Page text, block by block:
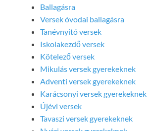
Ballagásra
Versek óvodai ballagásra
Tanévnyitó versek
Iskolakezdő versek
Kötelező versek
Mikulás versek gyerekeknek
Adventi versek gyerekeknek
Karácsonyi versek gyerekeknek
Újévi versek
Tavaszi versek gyerekeknek